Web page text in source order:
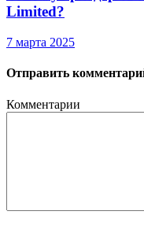
Limited?
7 марта 2025
Отправить
Комментарии